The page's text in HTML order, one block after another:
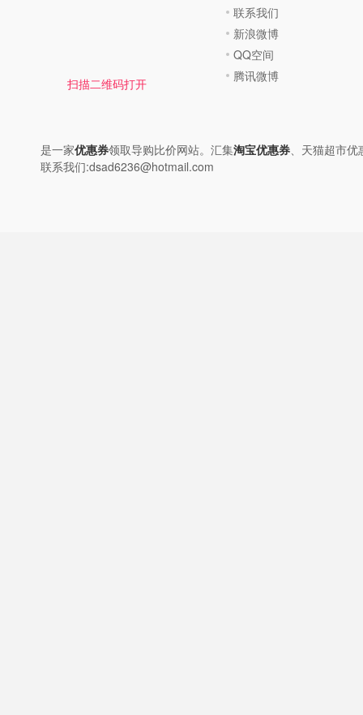
扫描二维码打开
联系我们
新浪微博
QQ空间
腾讯微博
是一家优惠券领取导购比价网站。汇集淘宝优惠券 、天猫超市
联系我们:dsad6236@hotmail.com